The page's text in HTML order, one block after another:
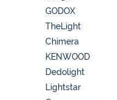
GODOX
TheLight
Chimera
KENWOOD
Dedolight
Lightstar